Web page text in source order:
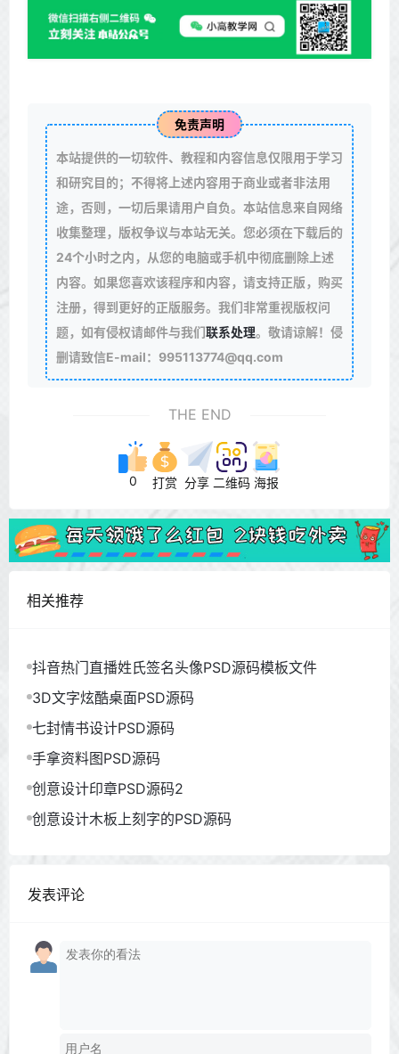
免责声明
本站提供的一切软件、教程和内容信息仅限用于学习
和研究目的；不得将上述内容用于商业或者非法用
途，否则，一切后果请用户自负。本站信息来自网络
收集整理，版权争议与本站无关。您必须在下载后的
24个小时之内，从您的电脑或手机中彻底删除上述
内容。如果您喜欢该程序和内容，请支持正版，购买
注册，得到更好的正版服务。我们非常重视版权问
题，如有侵权请邮件与我们联系处理。敬请谅解！侵
删请致信E-mail：995113774@qq.com
THE END
0 打赏 分享 二维码 海报
相关推荐
抖音热门直播姓氏签名头像PSD源码模板文件
3D文字炫酷桌面PSD源码
七封情书设计PSD源码
手拿资料图PSD源码
创意设计印章PSD源码2
创意设计木板上刻字的PSD源码
发表评论